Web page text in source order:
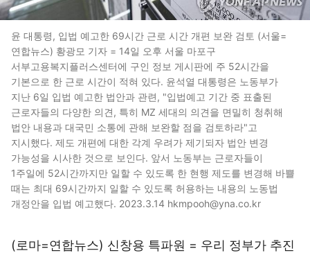
윤 대통령, 입법 예고한 69시간 근로 시간 개편 보완 검토 (서울=
연합뉴스) 황광모 기자 = 14일 오후 서울 마포구
서부고용복지플러스센터에 구인 정보 게시판에 주 52시간을
기본으로 한 근로 시간이 적혀 있다. 윤석열 대통령은 노동부가
지난 6일 입법 예고한 법안과 관련, "입법예고 기간 중 표출된
근로자들의 다양한 의견, 특히 MZ 세대의 의견을 면밀히 청취해
법안 내용과 대국민 소통에 관해 보완할 점을 검토하라"고
지시했다. 제도 개편에 대한 각계 우려가 제기되자 법안 변경
가능성을 시사한 것으로 보인다. 앞서 노동부는 근로자들이
1주일에 52시간까지만 일할 수 있도록 한 현행 제도를 변경해 바쁠
때는 최대 69시간까지 일할 수 있도록 허용하는 내용의 노동법
개정안을 입법 예고했다. 2023.3.14 hkmpooh@yna.co.kr
(로마=연합뉴스) 신창용 특파원 = 우리 정부가 추진